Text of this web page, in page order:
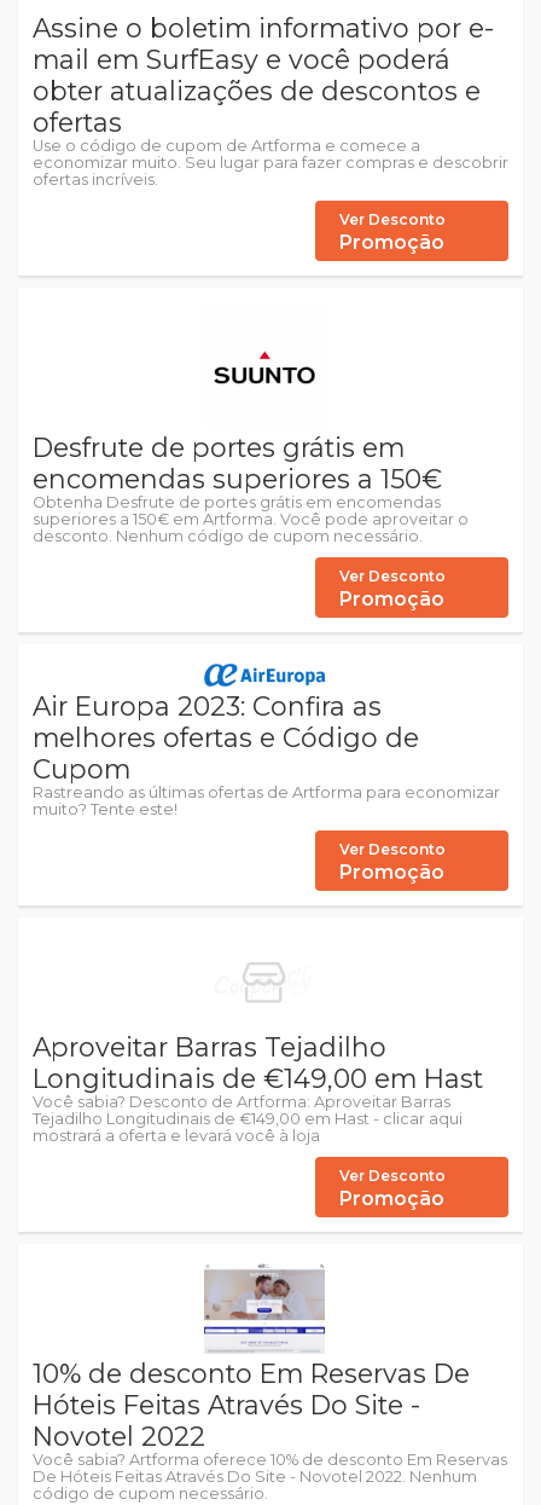
Assine o boletim informativo por e-
mail em SurfEasy e você poderá
obter atualizações de descontos e
ofertas
Use o código de cupom de Artforma e comece a
economizar muito. Seu lugar para fazer compras e descobrir
ofertas incríveis.
Ver Desconto
Promoção
Desfrute de portes grátis em
encomendas superiores a 150€
Obtenha Desfrute de portes grátis em encomendas
superiores a 150€ em Artforma. Você pode aproveitar o
desconto. Nenhum código de cupom necessário.
Ver Desconto
Promoção
Air Europa 2023: Confira as
melhores ofertas e Código de
Cupom
Rastreando as últimas ofertas de Artforma para economizar
muito? Tente este!
Ver Desconto
Promoção
Aproveitar Barras Tejadilho
Longitudinais de €149,00 em Hast
Você sabia? Desconto de Artforma: Aproveitar Barras
Tejadilho Longitudinais de €149,00 em Hast - clicar aqui
mostrará a oferta e levará você à loja
Ver Desconto
Promoção
10% de desconto Em Reservas De
Hóteis Feitas Através Do Site -
Novotel 2022
Você sabia? Artforma oferece 10% de desconto Em Reservas
De Hóteis Feitas Através Do Site - Novotel 2022. Nenhum
código de cupom necessário.